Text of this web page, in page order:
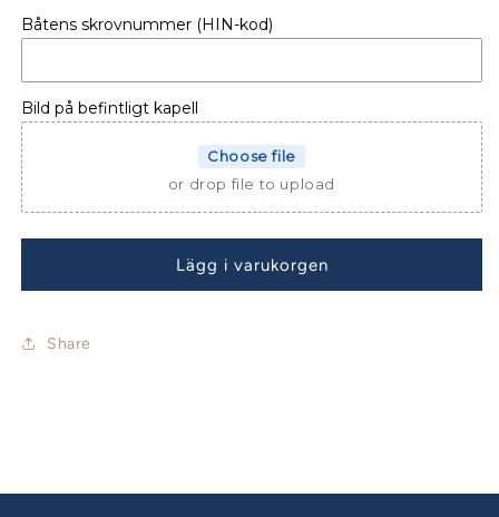
HAMNKAPELL
760
DC
-13
HAMNKAPELL
760
DC
-13
Båtens skrovnummer (HIN-kod)
Bild på befintligt kapell
Choose file
or drop file to upload
Lägg i varukorgen
Share